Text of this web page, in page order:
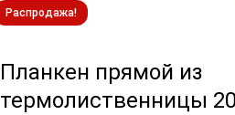
Распродажа!
Планкен прямой из
термолиственницы